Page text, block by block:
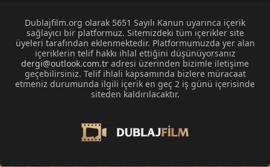
Dublajfilm.org olarak 5651 Sayılı Kanun uyarınca içerik
sağlayıcı bir platformuz. Sitemizdeki tüm içerikler site
üyeleri tarafından eklenmektedir. Platformumuzda yer alan
içeriklerin telif hakkı ihlal ettiğini düşünüyorsanız
dergi@outlook.com.tr adresi üzerinden bizimle iletişime
geçebilirsiniz. Telif ihlali kapsamında bizlere müracaat
etmeniz durumunda ilgili içerik en geç 2 iş günü içerisinde
siteden kaldırılacaktır.